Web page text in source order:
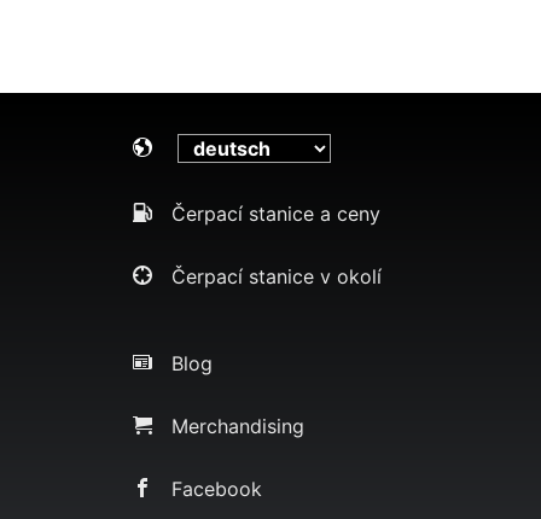
Čerpací stanice a ceny
Čerpací stanice v okolí
Blog
Merchandising
Facebook